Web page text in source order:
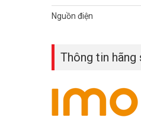
Nguồn điện
Thông tin hãng